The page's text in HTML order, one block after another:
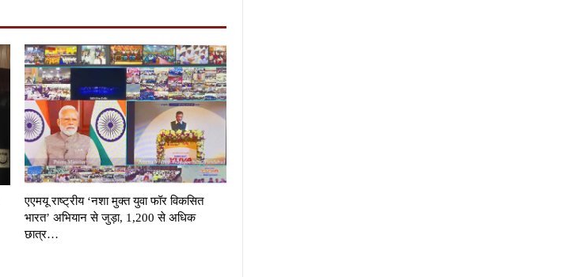
एएमयू राष्ट्रीय ‘नशा मुक्त युवा फॉर विकसित
भारत’ अभियान से जुड़ा, 1,200 से अधिक
छात्र…